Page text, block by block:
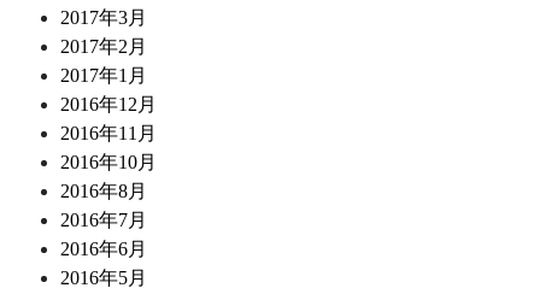
2017年3月
2017年2月
2017年1月
2016年12月
2016年11月
2016年10月
2016年8月
2016年7月
2016年6月
2016年5月